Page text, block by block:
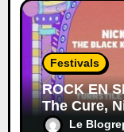
Festivals
ROCK EN
The Cure,
Black
Le